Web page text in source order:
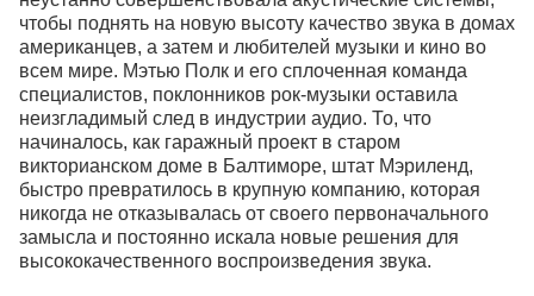
чтобы поднять на новую высоту качество звука в домах
американцев, а затем и любителей музыки и кино во
всем мире. Мэтью Полк и его сплоченная команда
специалистов, поклонников рок-музыки оставила
неизгладимый след в индустрии аудио. То, что
начиналось, как гаражный проект в старом
викторианском доме в Балтиморе, штат Мэриленд,
быстро превратилось в крупную компанию, которая
никогда не отказывалась от своего первоначального
замысла и постоянно искала новые решения для
высококачественного воспроизведения звука.